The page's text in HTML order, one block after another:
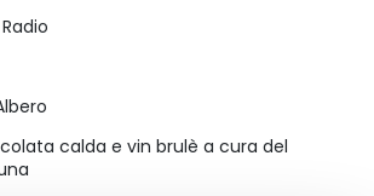
calda e vin brulè a cura del